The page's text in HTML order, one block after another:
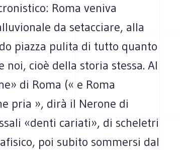
Roma veniva
da setacciare, alla
piazza pulita di tutto quanto
cioè della storia stessa. Al
di Roma (« e Roma
pria », dirà il Nerone di
«denti cariati», di scheletri
poi subito sommersi dal